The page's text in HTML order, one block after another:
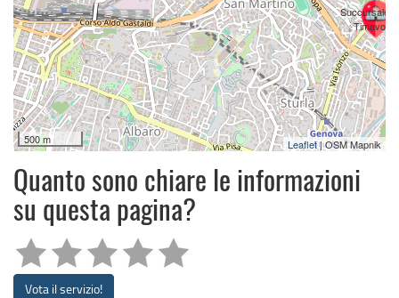
Succursale -
Timavo 63
500 m Leaflet| OSM Mapnik
Quanto sono chiare le informazioni
su questa pagina?
Vota il servizio!